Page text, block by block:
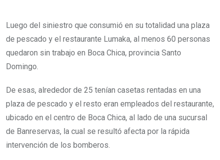
Luego del siniestro que consumió en su totalidad una plaza
de pescado y el restaurante Lumaka, al menos 60 personas
quedaron sin trabajo en Boca Chica, provincia Santo
Domingo.
De esas, alrededor de 25 tenían casetas rentadas en una
plaza de pescado y el resto eran empleados del restaurante,
ubicado en el centro de Boca Chica, al lado de una sucursal
de Banreservas, la cual se resultó afecta por la rápida
intervención de los bomberos.